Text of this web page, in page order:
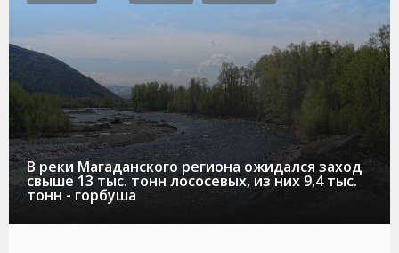
В реки Магаданского региона ожидался заход
свыше 13 тыс. тонн лососевых, из них 9,4 тыс.
тонн - горбуша